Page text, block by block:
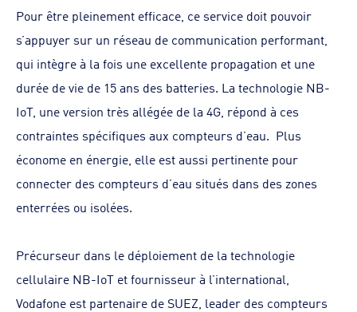
Pour être pleinement efficace, ce service doit pouvoir
s’appuyer sur un réseau de communication performant,
qui intègre à la fois une excellente propagation et une
durée de vie de 15 ans des batteries. La technologie NB-
IoT, une version très allégée de la 4G, répond à ces
contraintes spécifiques aux compteurs d’eau. Plus
économe en énergie, elle est aussi pertinente pour
connecter des compteurs d’eau situés dans des zones
enterrées ou isolées.
Précurseur dans le déploiement de la technologie
cellulaire NB-IoT et fournisseur à l’international,
Vodafone est partenaire de SUEZ, leader des compteurs